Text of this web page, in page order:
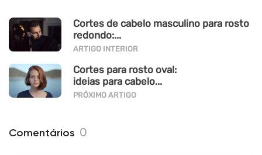
Cortes de cabelo masculino para rosto
redondo:...
ARTIGO INTERIOR
Cortes para rosto oval:
ideias para cabelo...
PRÓXIMO ARTIGO
Comentários 0